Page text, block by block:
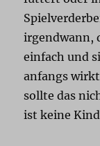
irgendwann,
einfach und
anfangs
sollte das
ist keine